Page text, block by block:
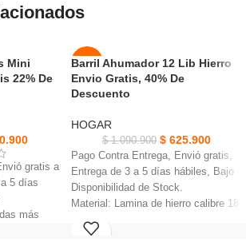
huellas
del bloqueo
a 0,5
Batería: batería integrada de litio de
Temperatura de funcionamiento:-10
~ + 40 grados Celsius, Material: de
aleación de zinc
Mini
22% De
gratis a
5 días
más
de
-43%
AGOT
ADO
NUEVO
Barril Ahumador 12 Lib Hierro
Envio Gratis, 40% De
Descuento
HOGAR
$1.090.900 $ 625.900
Pago Contra Entrega, Envió gratis,
Entrega de 3 a 5 días hábiles, Bajo
Disponibilidad de Stock.
Material: Lamina de hierro calibre 18
acabado con pintura electro estática
negra.